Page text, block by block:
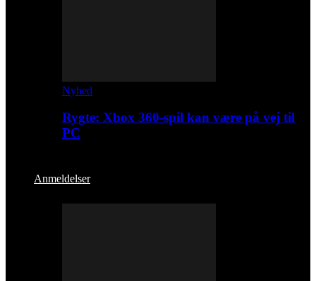
Nyhed
Rygte: Xbox 360-spil kan være på vej til
PC
Anmeldelser